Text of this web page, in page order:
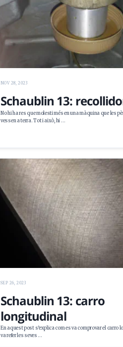
NOV 28, 2023
Schaublin 13:
No hi ha res que molesti més en una màquina que les
vessen a terra. Tot i això, hi …
SEP 26, 2023
Schaublin 13: carro
longitudinal
En aquest post s’explica com es va comprovar el carro
va refer les seves …